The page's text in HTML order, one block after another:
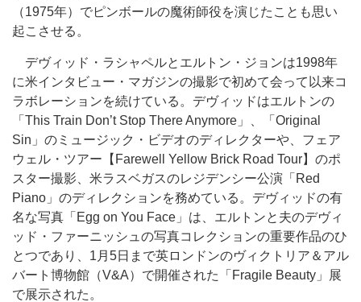
（1975年）でピンボールの魔術師役を演じたことも思い
起こさせる。
デヴィッド・ラシャペルとエルトン・ジョンは1998年
に米インタビュー・マガジンの撮影で初めて会って以来コ
ラボレーションを続けている。デヴィッドはエルトンの
「This Train Don’t Stop There Anymore」、「Original
Sin」のミュージック・ビデオのディレクターや、フェア
ウェル・ツアー【Farewell Yellow Brick Road Tour】のポ
スター撮影、米ラスベガスのレジデンシー公演「Red
Piano」のディレクションを務めている。デヴィッドの有
名な写真「Egg on You Face」は、エルトンと夫のデヴィ
ッド・ファーニッシュの写真コレクションの重要作品のひ
とつであり、1月5日まで英ロンドンのヴィクトリア＆アル
バート博物館（V&A）で開催された「Fragile Beauty」展
で展示された。